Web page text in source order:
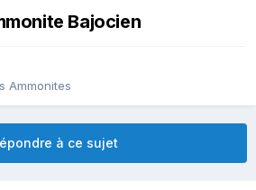
Bajocien
Ammonites
à ce sujet